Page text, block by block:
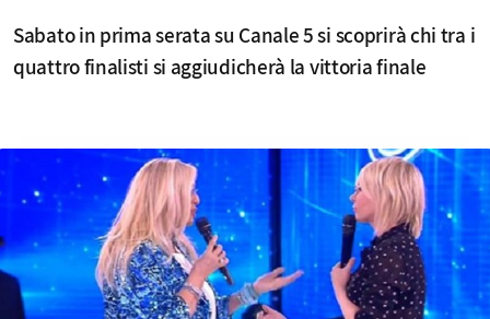
Sabato in prima serata su Canale 5 si scoprirà chi tra i
quattro finalisti si aggiudicherà la vittoria finale